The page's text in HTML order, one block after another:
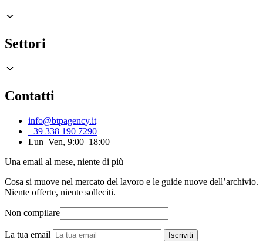
Settori
Contatti
info@btpagency.it
+39 338 190 7290
Lun–Ven, 9:00–18:00
Una email al mese, niente di più
Cosa si muove nel mercato del lavoro e le guide nuove dell’archivio.
Niente offerte, niente solleciti.
Non compilare
La tua email Iscriviti